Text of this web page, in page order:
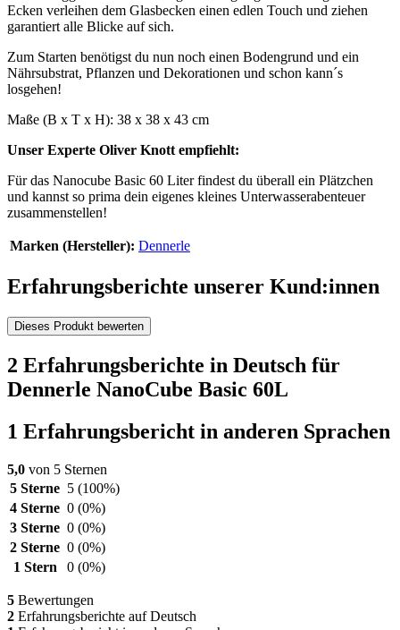
Ecken verleihen dem Glasbecken einen edlen Touch und ziehen
garantiert alle Blicke auf sich.
Zum Starten benötigst du nun noch einen Bodengrund und ein
Nährsubstrat, Pflanzen und Dekorationen und schon kann´s
losgehen!
Maße (B x T x H): 38 x 38 x 43 cm
Unser Experte Oliver Knott empfiehlt:
Für das Nanocube Basic 60 Liter findest du überall ein Plätzchen
und kannst so prima dein eigenes kleines Unterwasserabenteuer
zusammenstellen!
Marken (Hersteller): Dennerle
Erfahrungsberichte unserer Kund:innen
Dieses Produkt bewerten
2 Erfahrungsberichte in Deutsch für
Dennerle NanoCube Basic 60L
1 Erfahrungsbericht in anderen Sprachen
5,0 von 5 Sternen
5 Sterne 5 (100%)
4 Sterne 0 (0%)
3 Sterne 0 (0%)
2 Sterne 0 (0%)
1 Stern
0 (0%)
5 Bewertungen
2 Erfahrungsberichte auf Deutsch